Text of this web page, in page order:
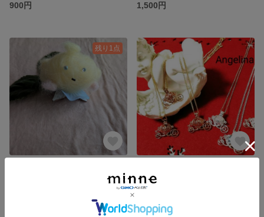
900円 1,500円
残り1点
2,200円